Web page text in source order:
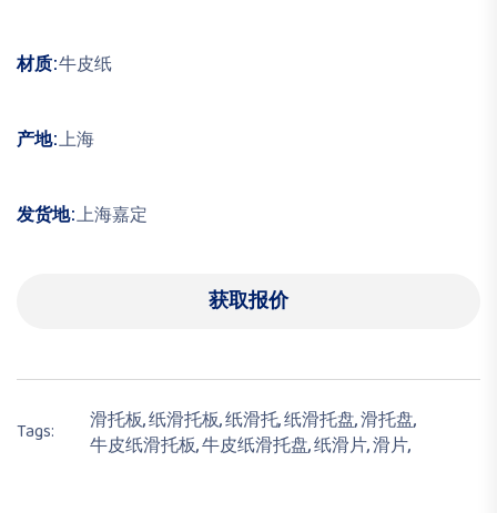
材质:牛皮纸
产地: 上海
发货地: 上海嘉定
获取报价
Tags: 滑托板,纸滑托板,纸滑托,纸滑托盘,滑托盘,
牛皮纸滑托板,牛皮纸滑托盘,纸滑片,滑片,